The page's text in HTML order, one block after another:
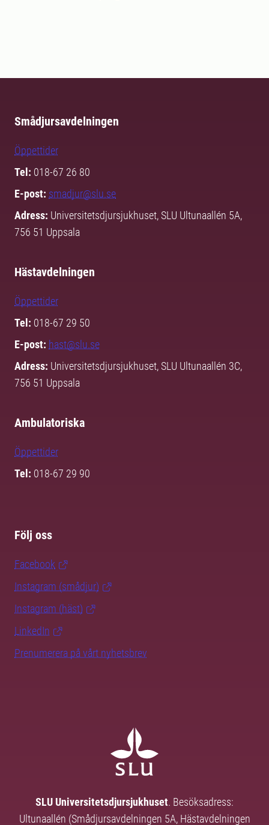
Smådjursavdelningen
Öppettider
Tel: 018-67 26 80
E-post: smadjur@slu.se
Adress: Universitetsdjursjukhuset, SLU Ultunaallén 5A,
756 51 Uppsala
Hästavdelningen
Öppettider
Tel: 018-67 29 50
E-post: hast@slu.se
Adress: Universitetsdjursjukhuset, SLU Ultunaallén 3C,
756 51 Uppsala
Ambulatoriska
Öppettider
Tel: 018-67 29 90
Följ oss
Facebook
Instagram (smådjur)
Instagram (häst)
LinkedIn
Prenumerera på vårt nyhetsbrev
SLU Universitetsdjursjukhuset. Besöksadress:
Ultunaallén (Smådjursavdelningen 5A, Hästavdelningen